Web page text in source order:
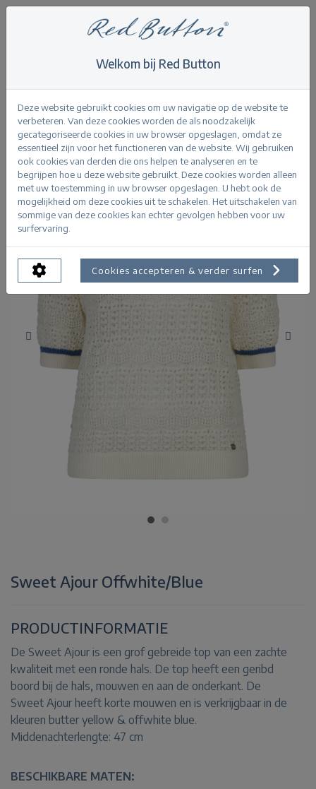
Sweet Ajour
Terug
Sweet Ajour Offwhite/Blue
PRODUCTINFORMATIE
De Sweet Ajour is een grof gebreide top van een zachte
kwaliteit met een ronde hals. De top heeft een geribd
boord bij de hals, mouwen en aan de onderkant. De
Sweet Ajour heeft korte mouwen en is verkrijgbaar in de
kleuren butter yellow & offwhite blue.
Middenachterlengte: 47 cm
BESCHIKBARE MATEN:
Welkom bij Red Button
Deze website gebruikt cookies om uw navigatie op de website te
verbeteren. Van deze cookies worden de als noodzakelijk
gecategoriseerde cookies in uw browser opgeslagen, omdat ze
essentieel zijn voor het functioneren van de website. Wij gebruiken
ook cookies van derden die ons helpen te analyseren en te
begrijpen hoe u deze website gebruikt. Deze cookies worden alleen
met uw toestemming in uw browser opgeslagen. U hebt ook de
mogelijkheid om deze cookies uit te schakelen. Het uitschakelen van
sommige van deze cookies kan echter gevolgen hebben voor uw
surfervaring.
Cookies accepteren & verder surfen